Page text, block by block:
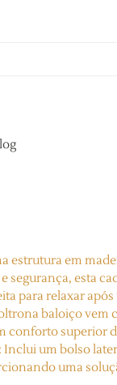
estrutura em
segurança, esta
para relaxar
baloiço
conforto superior
Inclui um bolso
uma